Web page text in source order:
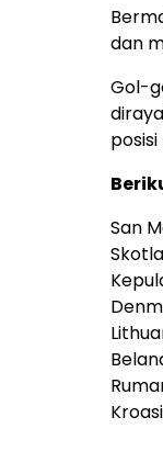
dan
Gol-
San